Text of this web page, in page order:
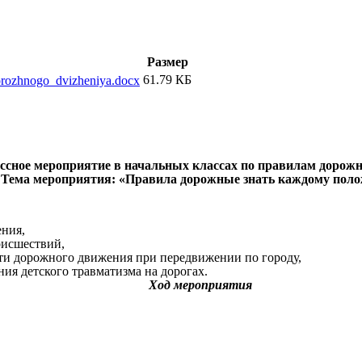
Размер
61.79 КБ
мероприятие в начальных классах по правилам
Тема мероприятия: «Правила дорожные знать каждому
дорожного движения при передвижении по городу,
детского травматизма на дорогах.
Ход мероприятия